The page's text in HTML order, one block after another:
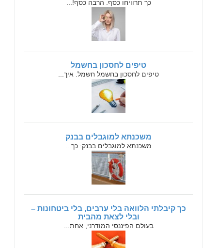
כך תרוויחו כסף. הרבה כסף!...
טיפים לחסכון בחשמל
טיפים לחסכון בחשמל חשמל. איך...
משכנתא למוגבלים בבנק
משכנתא למוגבלים בבנק: כך...
כך קיבלתי הלוואה בלי ערבים, בלי ביטחונות –
ובלי לצאת מהבית
בעולם הפיננסי המודרני, אחת...